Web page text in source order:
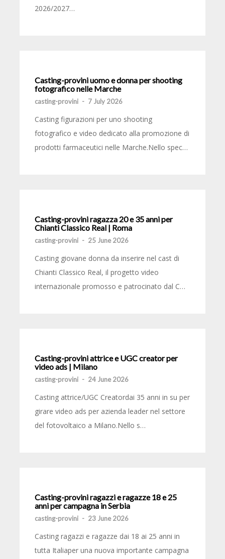
2026/2027…
Casting-provini uomo e donna per shooting
fotografico nelle Marche
casting-provini - 7 July 2026
Casting figurazioni per uno shooting
fotografico e video dedicato alla promozione di
prodotti farmaceutici nelle Marche.Nello spec…
Casting-provini ragazza 20 e 35 anni per
Chianti Classico Real | Roma
casting-provini - 25 June 2026
Casting giovane donna da inserire nel cast di
Chianti Classico Real, il progetto video
internazionale promosso e patrocinato dal C…
Casting-provini attrice e UGC creator per
video ads | Milano
casting-provini - 24 June 2026
Casting attrice/UGC Creatordai 35 anni in su per
girare video ads per azienda leader nel settore
del fotovoltaico a Milano.Nello s…
Casting-provini ragazzi e ragazze 18 e 25
anni per campagna in Serbia
casting-provini - 23 June 2026
Casting ragazzi e ragazze dai 18 ai 25 anni in
tutta Italiaper una nuova importante campagna